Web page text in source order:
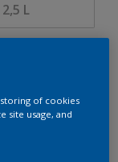
2,5 L
storing of cookies
site usage, and